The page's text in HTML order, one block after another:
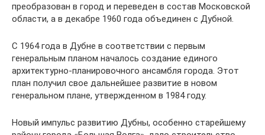
преобразован в город и переведен в состав Московской
области, а в декабре 1960 года объединен с Дубной.
С 1964 года в Дубне в соответствии с первым
генеральным планом началось создание единого
архитектурно-планировочного ансамбля города. Этот
план получил свое дальнейшее развитие в новом
генеральном плане, утвержденном в 1984 году.
Новый импульс развитию Дубны, особенно старейшему